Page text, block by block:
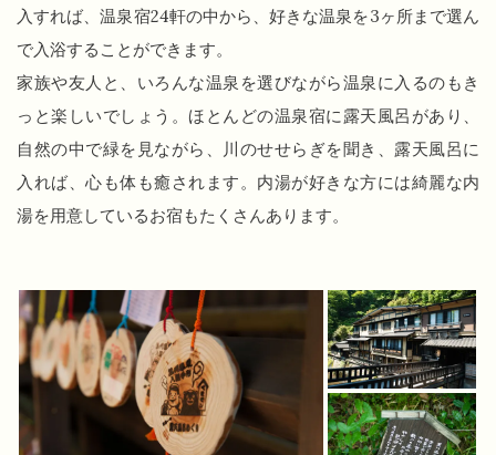
入すれば、温泉宿24軒の中から、好きな温泉を3ヶ所まで選ん
で入浴することができます。
家族や友人と、いろんな温泉を選びながら温泉に入るのもき
っと楽しいでしょう。ほとんどの温泉宿に露天風呂があり、
自然の中で緑を見ながら、川のせせらぎを聞き、露天風呂に
入れば、心も体も癒されます。内湯が好きな方には綺麗な内
湯を用意しているお宿もたくさんあります。